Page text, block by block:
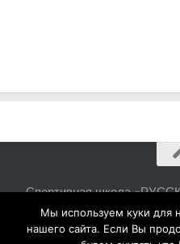
Спортивная школа
права
Мы используем куки для
нашего сайта. Если Вы